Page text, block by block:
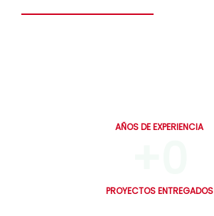
AÑOS DE EXPERIENCIA
PROYECTOS ENTREGADOS